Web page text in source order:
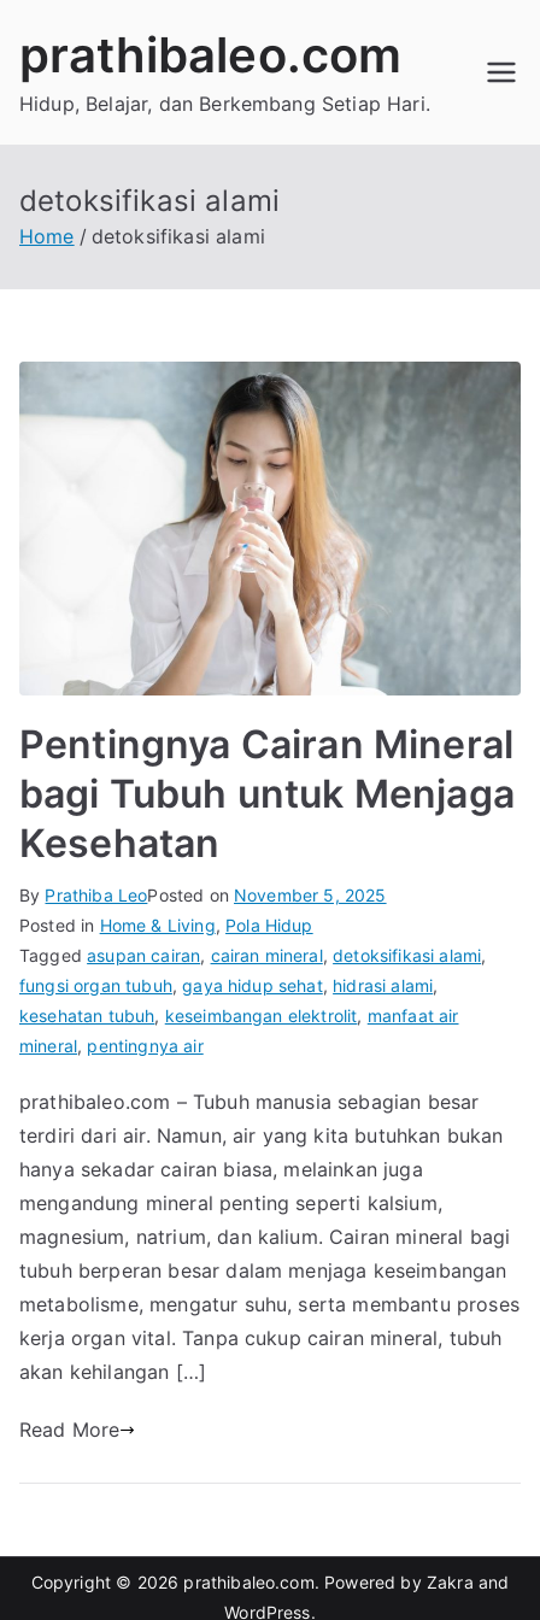
content
prathibaleo.com
Hidup, Belajar, dan Berkembang Setiap Hari.
detoksifikasi alami
Home detoksifikasi alami
Pentingnya Cairan Mineral
bagi Tubuh untuk Menjaga
Kesehatan
By Prathiba LeoPosted on November 5, 2025
Posted in Home & Living, Pola Hidup
Taggedasupan cairan, cairan mineral,detoksifikasi alami,
fungsi organ tubuh,gaya hidup sehat, hidrasi alami,
kesehatan tubuh, keseimbangan elektrolit, manfaat air
mineral, pentingnya air
prathibaleo.com – Tubuh manusia sebagian besar
terdiri dari air. Namun, air yang kita butuhkan bukan
hanya sekadar cairan biasa, melainkan juga
mengandung mineral penting seperti kalsium,
magnesium, natrium, dan kalium. Cairan mineral bagi
tubuh berperan besar dalam menjaga keseimbangan
metabolisme, mengatur suhu, serta membantu proses
kerja organ vital. Tanpa cukup cairan mineral, tubuh
akan kehilangan […]
Read More
Copyright © 2026 prathibaleo.com. Powered by Zakra and
WordPress.